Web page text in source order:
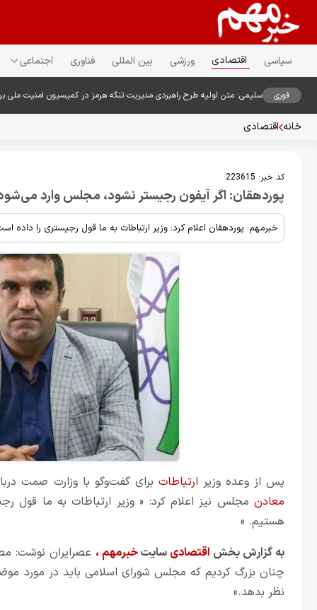
سیاسی اقتصادی ورزشی بین المللی فناوری اجتماعی
فوری سلیمی: متن اولیه طرح راهبردی مدیریت تنگه هرمز در کمیسیون امنیت ملی
خانه اقتصادی
کد خبر: 223615
پوردهقان: اگر آیفون رجیستر نشود، مجلس وارد
خبرمهم: پوردهقان اعلام کرد: وزیر ارتباطات به ما قول رجیستری را داده
پس از وعده وزیر ارتباطات برای گفت‌وگو با وزارت صمت
معادن مجلس نیز اعلام کرد: « وزیر ارتباطات به ما قول
هستیم. »
به گزارش بخش اقتصادی سایتخبرمهم ، عصرایران نوشت:
چنان بزرگ کردیم که مجلس شورای اسلامی باید در مورد
نظر بدهد.»